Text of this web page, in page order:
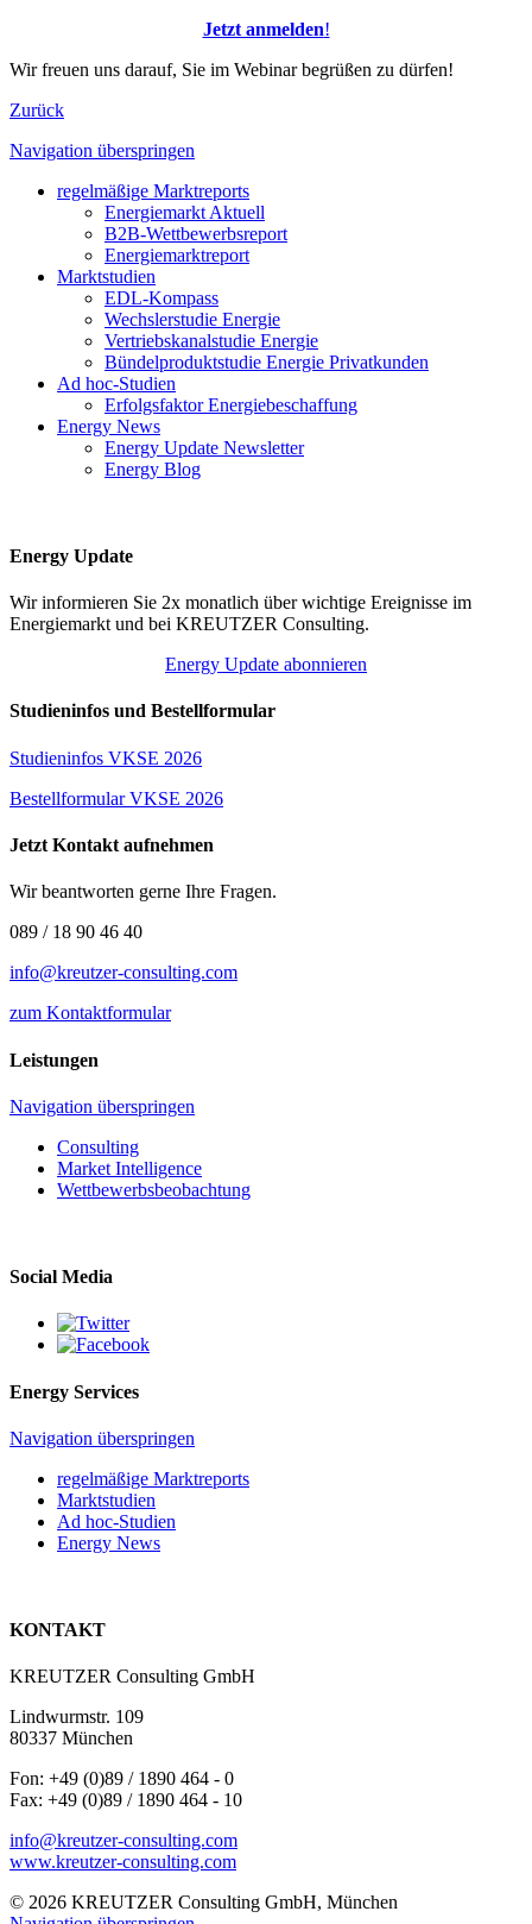
Jetzt anmelden!
Wir freuen uns darauf, Sie im Webinar begrüßen zu dürfen!
Zurück
Navigation überspringen
regelmäßige Marktreports
Energiemarkt Aktuell
B2B-Wettbewerbsreport
Energiemarktreport
Marktstudien
EDL-Kompass
Wechslerstudie Energie
Vertriebskanalstudie Energie
Bündelproduktstudie Energie Privatkunden
Ad hoc-Studien
Erfolgsfaktor Energiebeschaffung
Energy News
Energy Update Newsletter
Energy Blog
Energy Update
Wir informieren Sie 2x monatlich über wichtige Ereignisse im
Energiemarkt und bei KREUTZER Consulting.
Energy Update abonnieren
Studieninfos und Bestellformular
Studieninfos VKSE 2026
Bestellformular VKSE 2026
Jetzt Kontakt aufnehmen
Wir beantworten gerne Ihre Fragen.
089 / 18 90 46 40
info@kreutzer-consulting.com
zum Kontaktformular
Leistungen
Navigation überspringen
Consulting
Market Intelligence
Wettbewerbs­beobachtung
Social Media
Energy Services
Navigation überspringen
regelmäßige Marktreports
Marktstudien
Ad hoc-Studien
Energy News
KONTAKT
KREUTZER Consulting GmbH
Lindwurmstr. 109
80337 München
Fon: +49 (0)89 / 1890 464 - 0
Fax: +49 (0)89 / 1890 464 - 10
info@kreutzer-consulting.com
www.kreutzer-consulting.com
© 2026 KREUTZER Consulting GmbH, München